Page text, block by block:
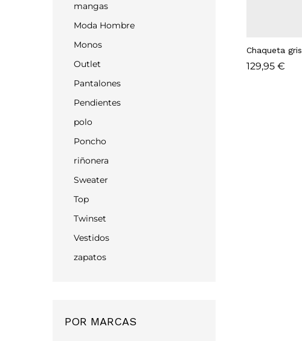
Chaqueta gris
129,95 €
129,95 €
mangas
Moda Hombre
Monos
Outlet
Pantalones
Pendientes
polo
Poncho
riñonera
Sweater
Top
Twinset
Vestidos
zapatos
POR MARCAS